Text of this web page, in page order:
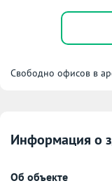
Свободно офисов в
Информация о
Об объекте